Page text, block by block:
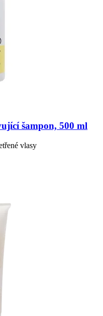
šampon, 500 ml
vlasy